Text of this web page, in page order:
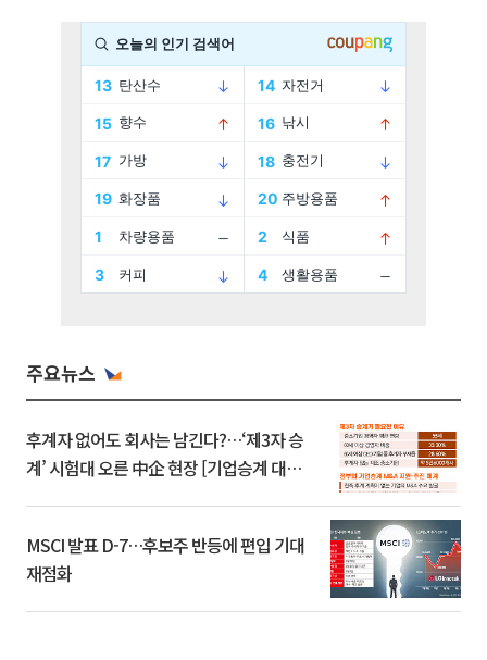
주요뉴스
후계자 없어도 회사는 남긴다?…‘제3자 승
계’ 시험대 오른 中企 현장 [기업승계 대전
MSCI 발표 D-7…후보주 반등에 편입 기대
재점화